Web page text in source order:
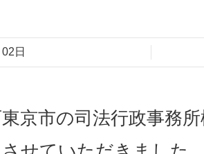
日
京市の司法行政事務